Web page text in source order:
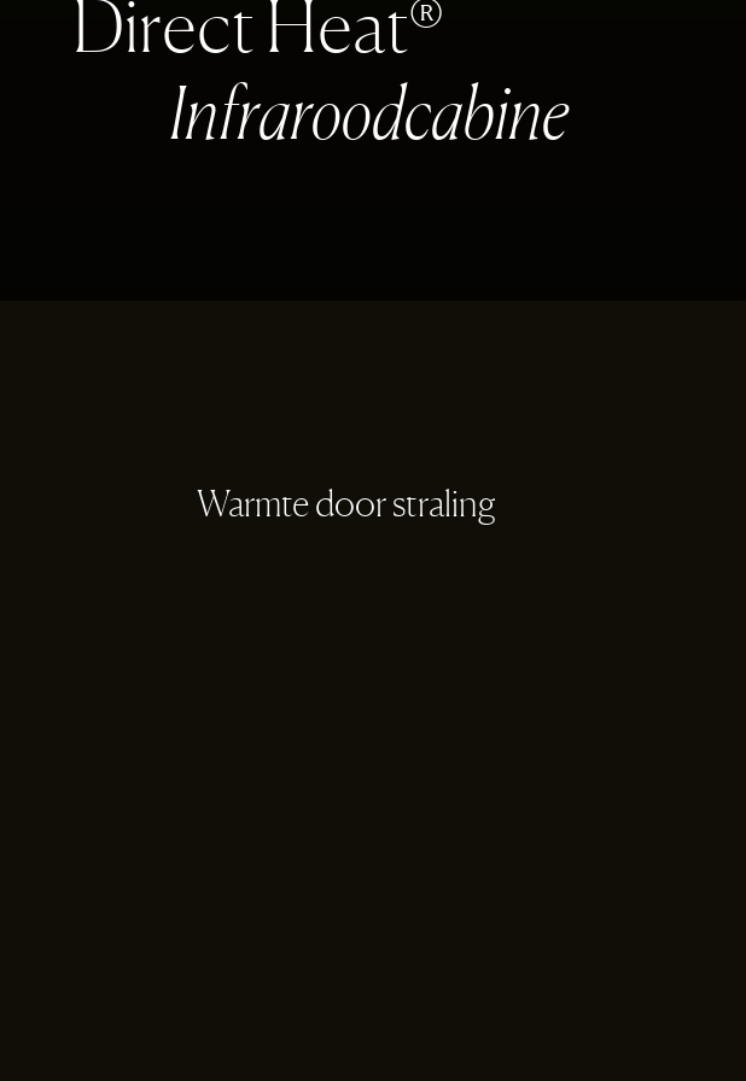
DirectHeat®
Infraroodcabine
Warmte door straling